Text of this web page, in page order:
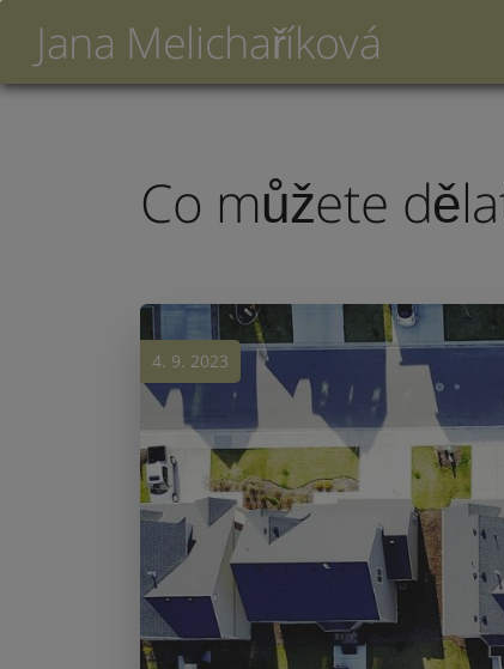
Jana Melichaříková
Co můžete
4. 9. 2023